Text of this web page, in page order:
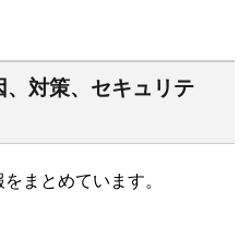
対策、セキュリテ
まとめています。